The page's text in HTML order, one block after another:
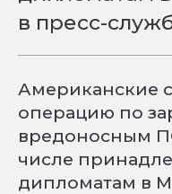
в пресс-
Американские
операцию по
вредоносным
числе
дипломатам в